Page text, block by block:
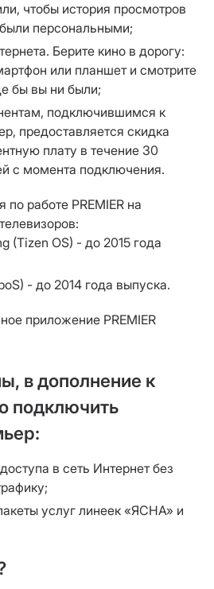
чтобы история просмотров
персональными;
Берите кино в дорогу:
или планшет и смотрите
бы вы ни были;
подключившимся к
предоставляется скидка
плату в течение 30
с момента подключения.
работе PREMIER на
(Tizen OS) - до 2015 года
- до 2014 года выпуска.
приложение PREMIER
в дополнение к
подключить
в сеть Интернет без
услуг линеек «ЯСНА» и